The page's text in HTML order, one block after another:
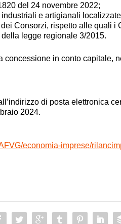
del 24 novembre 2022;
e artigianali
Consorzi, rispetto alle quali i
legge regionale 3/2015.
concessione in conto capitale,
di posta elettronica
2024.
economia-imprese/